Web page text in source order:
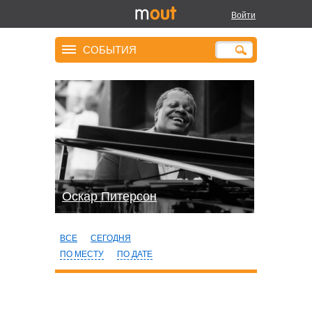
Войти
СОБЫТИЯ
Оскар Питерсон
ВСЕ
СЕГОДНЯ
ПО МЕСТУ
ПО ДАТЕ